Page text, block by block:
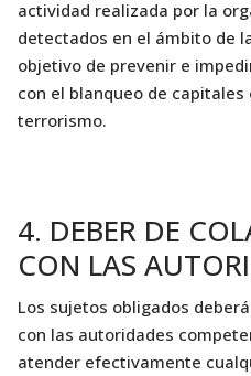
actividad realizada por la
detectados en el ámbito de
objetivo de prevenir e
con el blanqueo de
terrorismo.
4. DEBER DE
CON LAS
Los sujetos obligados
con las autoridades
atender efectivamente